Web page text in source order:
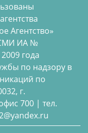
Агентство»
СМИ ИА №
года
по надзору в
по
г.
700 | тел.